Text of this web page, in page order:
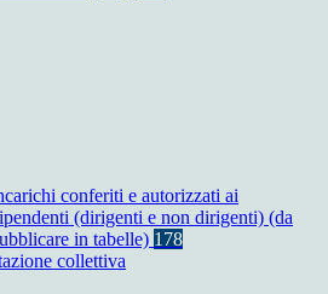
conferiti e autorizzati ai
(dirigenti e non dirigenti) (da
in tabelle) 178
collettiva